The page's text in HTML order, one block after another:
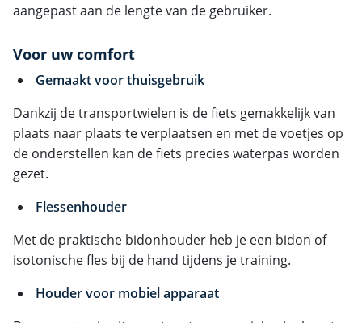
aangepast aan de lengte van de gebruiker.
Voor uw comfort
Gemaakt voor thuisgebruik
Dankzij de transportwielen is de fiets gemakkelijk van
plaats naar plaats te verplaatsen en met de voetjes op
de onderstellen kan de fiets precies waterpas worden
gezet.
Flessenhouder
Met de praktische bidonhouder heb je een bidon of
isotonische fles bij de hand tijdens je training.
Houder voor mobiel apparaat